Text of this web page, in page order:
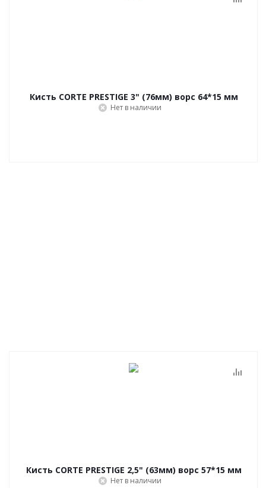
Кисть CORTE PRESTIGE 3" (76мм) ворс 64*15 мм
Нет в наличии
Кисть CORTE PRESTIGE 2,5" (63мм) ворс 57*15 мм
Нет в наличии